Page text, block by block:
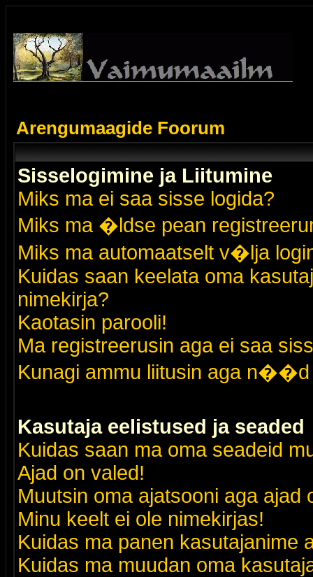
Arengumaagide Foorum
Sisselogimine ja Liitumine
Miks ma ei saa sisse logida?
Miks ma �ldse pean
Miks ma automaatselt v�lja
Kuidas saan keelata oma
nimekirja?
Kaotasin parooli!
Ma registreerusin aga ei saa
Kunagi ammu liitusin aga n��d
Kasutaja eelistused ja seaded
Kuidas saan ma oma seadeid
Ajad on valed!
Muutsin oma ajatsooni aga ajad
Minu keelt ei ole nimekirjas!
Kuidas ma panen kasutajanime
Kuidas ma muudan oma